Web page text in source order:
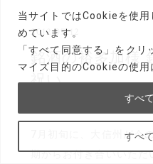
当サイトではCookieを使
めています。
「すべて同意する」をク
マイズ目的のCookieの使用
すべ
すべ
2012.07.12
銘酒の裕多加様
祝い
7月初旬に、大信州が今
期からお付き合いいた